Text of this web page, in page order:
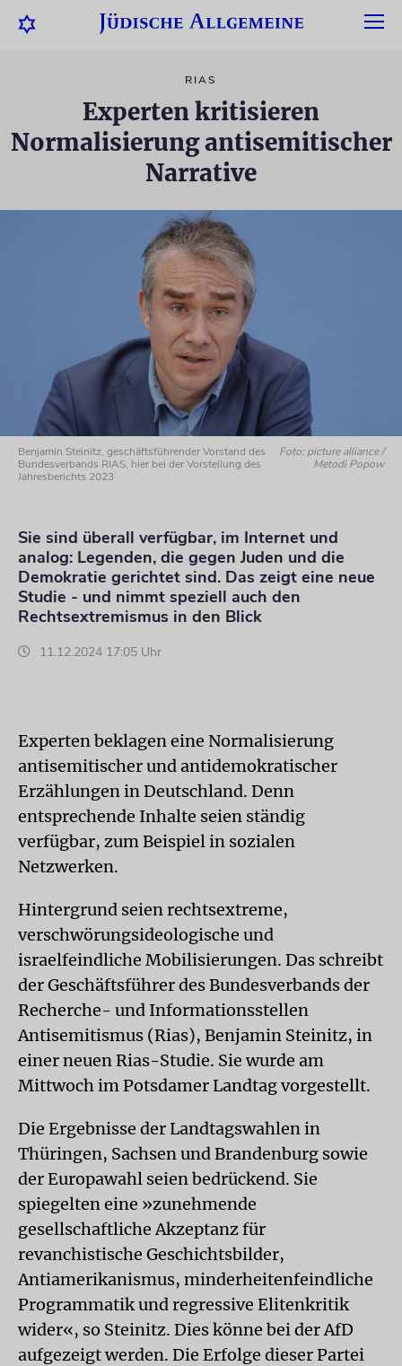
RIAS
Experten kritisieren
Normalisierung antisemitischer
Narrative
Benjamin Steinitz, geschäftsführender Vorstand des
Bundesverbands RIAS, hier bei der Vorstellung des
Jahresberichts 2023
Foto: picture alliance /
Metodi Popow
Sie sind überall verfügbar, im Internet und
analog: Legenden, die gegen Juden und die
Demokratie gerichtet sind. Das zeigt eine neue
Studie - und nimmt speziell auch den
Rechtsextremismus in den Blick
11.12.2024 17:05 Uhr
Experten beklagen eine Normalisierung
antisemitischer und antidemokratischer
Erzählungen in Deutschland. Denn
entsprechende Inhalte seien ständig
verfügbar, zum Beispiel in sozialen
Netzwerken.
Hintergrund seien rechtsextreme,
verschwörungsideologische und
israelfeindliche Mobilisierungen. Das schreibt
der Geschäftsführer des Bundesverbands der
Recherche- und Informationsstellen
Antisemitismus (Rias), Benjamin Steinitz, in
einer neuen Rias-Studie. Sie wurde am
Mittwoch im Potsdamer Landtag vorgestellt.
Die Ergebnisse der Landtagswahlen in
Thüringen, Sachsen und Brandenburg sowie
der Europawahl seien bedrückend. Sie
spiegelten eine »zunehmende
gesellschaftliche Akzeptanz für
revanchistische Geschichtsbilder,
Antiamerikanismus, minderheitenfeindliche
Programmatik und regressive Elitenkritik
wider«, so Steinitz. Dies könne bei der AfD
aufgezeigt werden. Die Erfolge dieser Partei